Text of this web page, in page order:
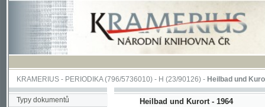
KRAMERIUS-PERIODIKA(796/5736010) -H(23/90126) -Heilbad und Kurort(1/
Typy dokumentů
Abeceda
Heilbad und Kurort - 1964